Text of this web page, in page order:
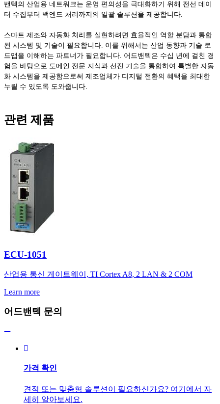
밴텍의 산업용 네트워크는 운영 편의성을 극대화하기 위해 전선 데이
터 수집부터 백엔드 처리까지의 일괄 솔루션을 제공합니다.
스마트 제조와 자동화 처리를 실현하려면 효율적인 역할 분담과 통합
된 시스템 및 기술이 필요합니다. 이를 위해서는 산업 동향과 기술 로
드맵을 이해하는 파트너가 필요합니다. 어드밴텍은 수십 년에 걸친 경
험을 바탕으로 도메인 전문 지식과 선진 기술을 통합하여 특별한 자동
화 시스템을 제공함으로써 제조업체가 디지털 전환의 혜택을 최대한
누릴 수 있도록 도와줍니다.
관련 제품
ECU-1051
산업용 통신 게이트웨이, TI Cortex A8, 2 LAN & 2 COM
Learn more
어드밴텍 문의
가격 확인
견적 또는 맞춤형 솔루션이 필요하신가요? 여기에서 자
세히 알아보세요.